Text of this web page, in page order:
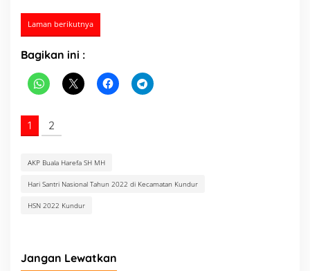
Laman berikutnya
Bagikan ini :
1 2
AKP Buala Harefa SH MH
Hari Santri Nasional Tahun 2022 di Kecamatan Kundur
HSN 2022 Kundur
Jangan Lewatkan